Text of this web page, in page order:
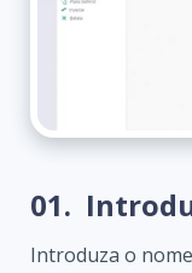
01.
Introduza o